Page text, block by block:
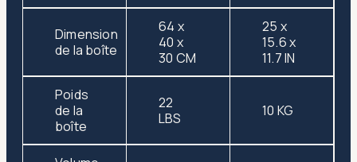
Dimension
de la boîte
64 x
40 x
30 CM
25 x
15.6 x
11.7 IN
Poids
de la
boîte
22
LBS
10 KG